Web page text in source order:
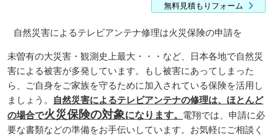
無料見積もりフォーム
自然災害によるテレビアンテナ修理は火災保険の申請を
未曽有の大災害・観測史上最大・・・など、日本各地で自然災
害による被害が多発しています。もし被害にあってしまった
ら、ご自身をご家族を守るために加入されている保険を活用し
ましょう。
自然災害によるテレビアンテナの修理は、ほとんど
の場合で火災保険の対象になります。 電翔では、申請に必
要な書類などの準備をお手伝いしています。お気軽にご相談く